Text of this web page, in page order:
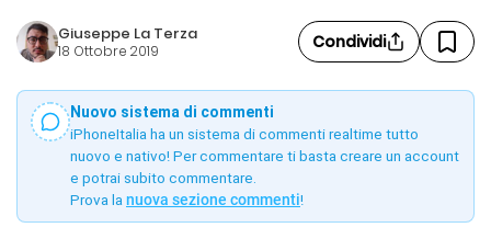
Giuseppe La Terza
18 Ottobre 2019 Condividi
Nuovo sistema di commenti
iPhoneItalia ha un sistema di commenti realtime tutto
nuovo e nativo! Per commentare ti basta creare un account
e potrai subito commentare.
Prova la nuova sezione commenti!